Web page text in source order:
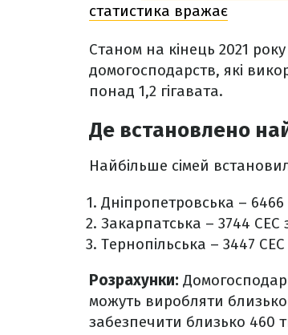
статистика вражає
Станом на кінець 2021
домогосподарств, які
понад 1,2 гігавата.
Де встановлено
Найбільше сімей
Дніпропетровська –
Закарпатська – 3744 СЕС
Тернопільська – 3447
Розрахунки:
можуть виробляти близько
забезпечити близько 460